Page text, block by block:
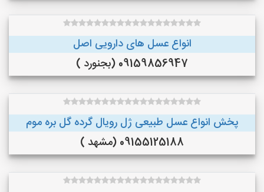
انواع عسل های دارویی اصل
09159856947 (بجنورد )
پخش انواع عسل طبیعی ژل رویال گرده گل بره موم
09155125188 (مشهد )